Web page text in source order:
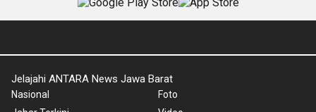
Jelajahi ANTARA News Jawa Barat
Nasional
Foto